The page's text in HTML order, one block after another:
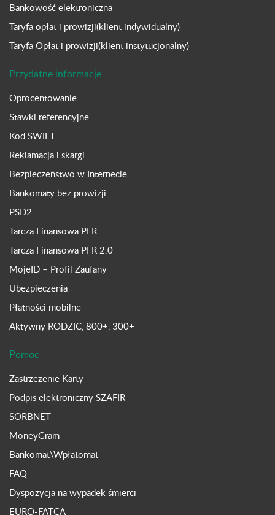
Bankowość elektroniczna
Taryfa opłat i prowizji(klient indywidualny)
Taryfa Opłat i prowizji(klient instytucjonalny)
Przydatne informacje
Oprocentowanie
Stawki referencyjne
Kod SWIFT
Reklamacja i skargi
Bezpieczeństwo w Internecie
Bankomaty bez prowizji
PSD2
Tarcza Finansowa PFR
Tarcza Finansowa PFR 2.0
MojeID – Profil Zaufany
Ubezpieczenia
Płatności mobilne
Aktywny RODZIC, 800+, 300+
Pomoc
Zastrzeżenie Karty
Podpis elektroniczny SZAFIR
SORBNET
MoneyGram
Bankomat\Wpłatomat
FAQ
Dyspozycja na wypadek śmierci
EURO-FATCA